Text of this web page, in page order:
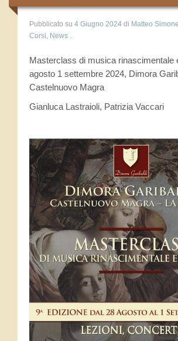
Privacy Policy
Pubblicazioni
Attività
Ricercare sul Liuto – Venezia 9-10
Incontri della Società del Liuto
Manifestazioni Internazionali
European Lute Orchestra
Contatti
News
Eventi
Pubblicato su 4 Giugno 2024 di Matteo Simone
Corsi, News .
Masterclass di musica rinascimentale
agosto 1 settembre 2024, Dimora
Castelnuovo Magra
Gianluca Lastraioli, Patrizia Vaccari